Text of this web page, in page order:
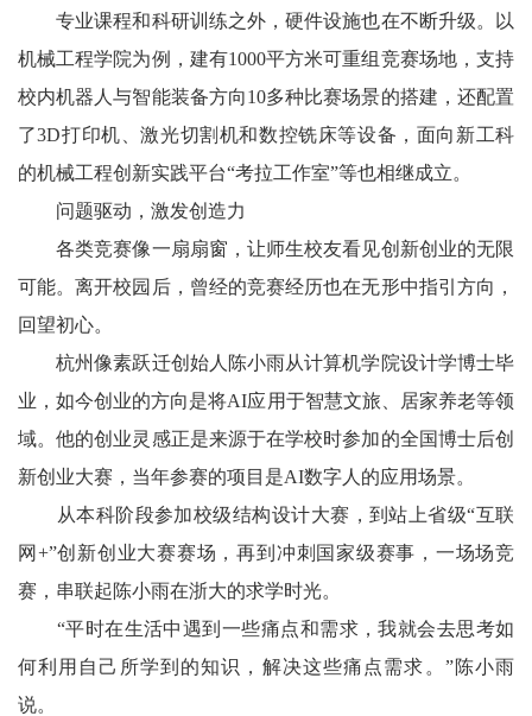
专业课程和科研训练之外，硬件设施也在不断升级。以
机械工程学院为例，建有1000平方米可重组竞赛场地，支持
校内机器人与智能装备方向10多种比赛场景的搭建，还配置
了3D打印机、激光切割机和数控铣床等设备，面向新工科
的机械工程创新实践平台“考拉工作室”等也相继成立。
问题驱动，激发创造力
各类竞赛像一扇扇窗，让师生校友看见创新创业的无限
可能。离开校园后，曾经的竞赛经历也在无形中指引方向，
回望初心。
杭州像素跃迁创始人陈小雨从计算机学院设计学博士毕
业，如今创业的方向是将AI应用于智慧文旅、居家养老等领
域。他的创业灵感正是来源于在学校时参加的全国博士后创
新创业大赛，当年参赛的项目是AI数字人的应用场景。
从本科阶段参加校级结构设计大赛，到站上省级“互联
网+”创新创业大赛赛场，再到冲刺国家级赛事，一场场竞
赛，串联起陈小雨在浙大的求学时光。
“平时在生活中遇到一些痛点和需求，我就会去思考如
何利用自己所学到的知识，解决这些痛点需求。”陈小雨
说。